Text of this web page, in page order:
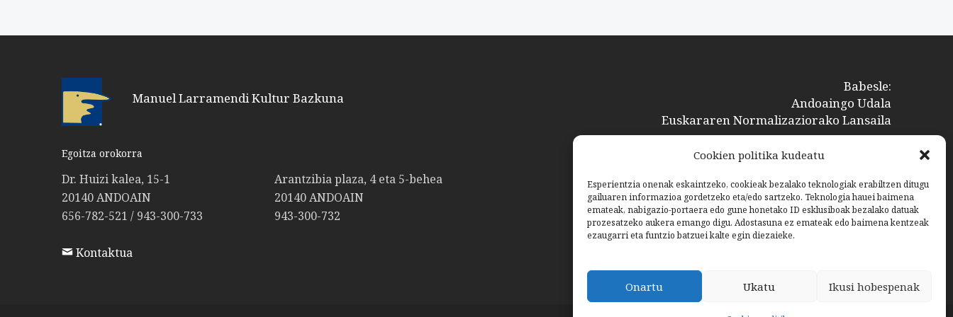
Cookien politika kudeatu
Esperientzia onenak eskaintzeko, cookieak bezalako teknologiak erabiltzen ditugu
gailuaren informazioa gordetzeko eta/edo sartzeko. Teknologia hauei baimena
emateak, nabigazio-portaera edo gune honetako ID esklusiboak bezalako datuak
prozesatzeko aukera emango digu. Adostasuna ez emateak edo baimena kentzeak
ezaugarri eta funtzio batzuei kalte egin diezaieke.
Onartu Ukatu Ikusi hobespenak
Manuel Larramendi Kultur Bazkuna
Egoitza orokorra
Dr. Huizi kalea, 15-1
20140 ANDOAIN
656-782-521 / 943-300-733
Kontaktua
Arantzibia plaza, 4 eta 5-behea
20140 ANDOAIN
943-300-732
Babesle:
Andoaingo Udala
Euskararen Normalizaziorako Lansaila